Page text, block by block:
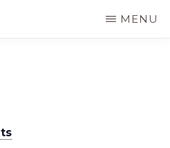
MENU